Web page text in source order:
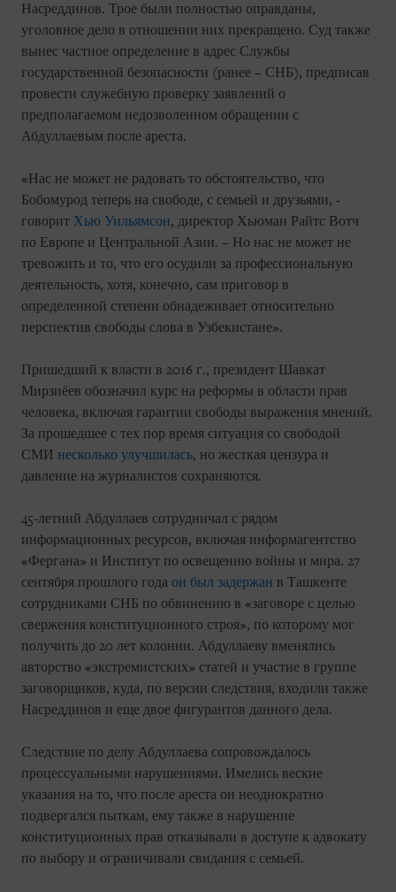
Насреддинов. Трое были полностью оправданы,
уголовное дело в отношении них прекращено. Суд также
вынес частное определение в адрес Службы
государственной безопасности (ранее – СНБ), предписав
провести служебную проверку заявлений о
предполагаемом недозволенном обращении с
Абдуллаевым после ареста.
«Нас не может не радовать то обстоятельство, что
Бобомурод теперь на свободе, с семьей и друзьями, -
говорит Хью Уильямсон, директор Хьюман Райтс Вотч
по Европе и Центральной Азии. – Но нас не может не
тревожить и то, что его осудили за профессиональную
деятельность, хотя, конечно, сам приговор в
определенной степени обнадеживает относительно
перспектив свободы слова в Узбекистане».
Пришедший к власти в 2016 г., президент Шавкат
Мирзиёев обозначил курс на реформы в области прав
человека, включая гарантии свободы выражения мнений.
За прошедшее с тех пор время ситуация со свободой
СМИ несколько улучшилась, но жесткая цензура и
давление на журналистов сохраняются.
45-летний Абдуллаев сотрудничал с рядом
информационных ресурсов, включая информагентство
«Фергана» и Институт по освещению войны и мира. 27
сентября прошлого года он был задержан в Ташкенте
сотрудниками СНБ по обвинению в «заговоре с целью
свержения конституционного строя», по которому мог
получить до 20 лет колонии. Абдуллаеву вменялись
авторство «экстремистских» статей и участие в группе
заговорщиков, куда, по версии следствия, входили также
Насреддинов и еще двое фигурантов данного дела.
Следствие по делу Абдуллаева сопровождалось
процессуальными нарушениями. Имелись веские
указания на то, что после ареста он неоднократно
подвергался пыткам, ему также в нарушение
конституционных прав отказывали в доступе к адвокату
по выбору и ограничивали свидания с семьей.